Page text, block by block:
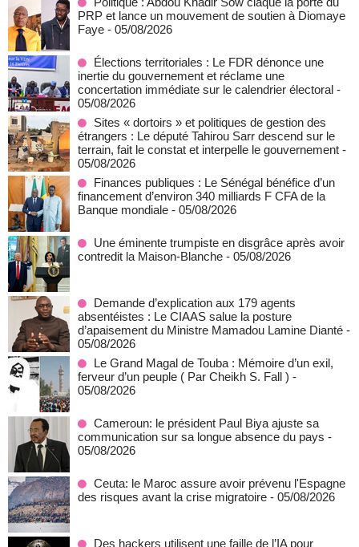
PRP et lance un mouvement de soutien à Diomaye
Faye - 05/08/2026
Élections territoriales : Le FDR dénonce une
inertie du gouvernement et réclame une
concertation immédiate sur le calendrier électoral -
05/08/2026
Sites « dortoirs » et politiques de gestion des
étrangers : Le député Tahirou Sarr descend sur le
terrain, fait le constat et interpelle le gouvernement -
05/08/2026
Finances publiques : Le Sénégal bénéfice d’un
financement d’environ 340 milliards F CFA de la
Banque mondiale - 05/08/2026
Une éminente trumpiste en disgrâce après avoir
contredit la Maison-Blanche - 05/08/2026
Demande d’explication aux 179 agents
absentéistes : Le CIAAS salue la posture
d’apaisement du Ministre Mamadou Lamine Dianté -
05/08/2026
Le Grand Magal de Touba : Mémoire d’un exil,
ferveur d’un peuple ( Par Cheikh S. Fall ) -
05/08/2026
Cameroun: le président Paul Biya ajuste sa
communication sur sa longue absence du pays -
05/08/2026
Ceuta: le Maroc assure avoir prévenu l'Espagne
des risques avant la crise migratoire - 05/08/2026
Des hackers utilisent une faille de l’IA pour